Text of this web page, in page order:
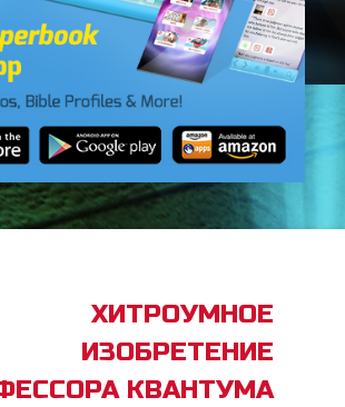
ХИТРОУМНОЕ
ИЗОБРЕТЕНИЕ
КВАНТУМА